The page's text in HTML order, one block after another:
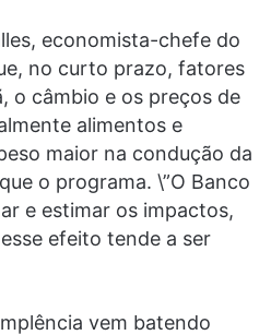
economista-chefe do
no curto prazo, fatores
o câmbio e os preços de
alimentos e
maior na condução da
o programa. \”O Banco
e estimar os impactos,
efeito tende a ser
vem batendo